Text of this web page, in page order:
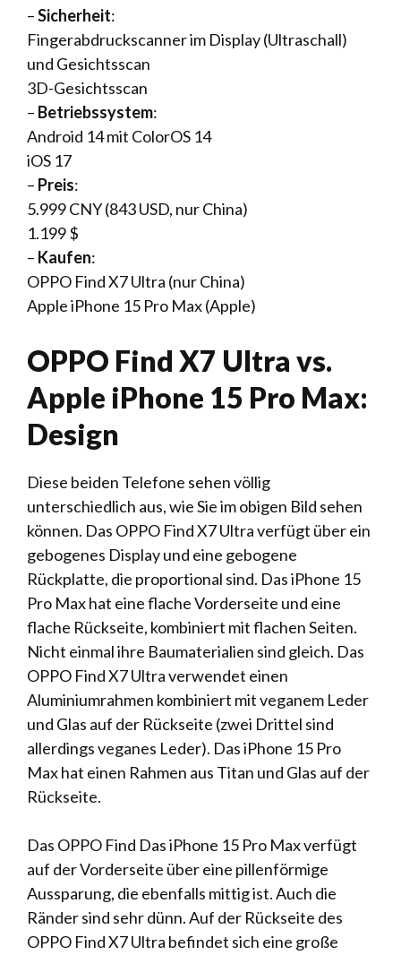
–Sicherheit:
Fingerabdruckscanner im Display (Ultraschall)
und Gesichtsscan
3D-Gesichtsscan
– Betriebssystem:
Android 14 mit ColorOS 14
iOS 17
– Preis:
5.999 CNY (843 USD, nur China)
1.199 $
– Kaufen:
OPPO Find X7 Ultra (nur China)
Apple iPhone 15 Pro Max (Apple)
OPPO Find X7 Ultra vs.
Apple iPhone 15 Pro Max:
Design
Diese beiden Telefone sehen völlig
unterschiedlich aus, wie Sie im obigen Bild sehen
können. Das OPPO Find X7 Ultra verfügt über ein
gebogenes Display und eine gebogene
Rückplatte, die proportional sind. Das iPhone 15
Pro Max hat eine flache Vorderseite und eine
flache Rückseite, kombiniert mit flachen Seiten.
Nicht einmal ihre Baumaterialien sind gleich. Das
OPPO Find X7 Ultra verwendet einen
Aluminiumrahmen kombiniert mit veganem Leder
und Glas auf der Rückseite (zwei Drittel sind
allerdings veganes Leder). Das iPhone 15 Pro
Max hat einen Rahmen aus Titan und Glas auf der
Rückseite.
Das OPPO Find Das iPhone 15 Pro Max verfügt
auf der Vorderseite über eine pillenförmige
Aussparung, die ebenfalls mittig ist. Auch die
Ränder sind sehr dünn. Auf der Rückseite des
OPPO Find X7 Ultra befindet sich eine große